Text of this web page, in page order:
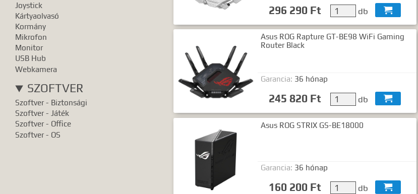
Joystick
Kártyaolvasó
Kormány
Mikrofon
Monitor
USB Hub
Webkamera
SZOFTVER
Szoftver - Biztonsági
Szoftver - Játék
Szoftver - Office
Szoftver - OS
296 290 Ft db 
Asus ROG Rapture GT-BE98 WiFi Gaming
Router Black
Garancia: 36 hónap
245 820 Ft db 
Asus ROG STRIX GS-BE18000
Garancia: 36 hónap
160 200 Ft db 